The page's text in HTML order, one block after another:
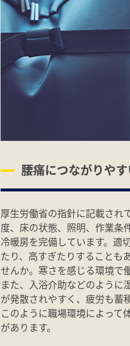
腰痛につながりや
厚生労働省の指針に記載され
度、床の状態、照明、作業条
冷暖房を完備しています。適
たり、高すぎたりすることも
せんか。寒さを感じる環境で
また、入浴介助などのように
が発散されやすく、疲労も蓄
このように職場環境によって
があります。